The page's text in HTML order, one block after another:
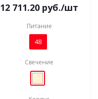
12 711.20 руб./шт
Питание
48
Свечение